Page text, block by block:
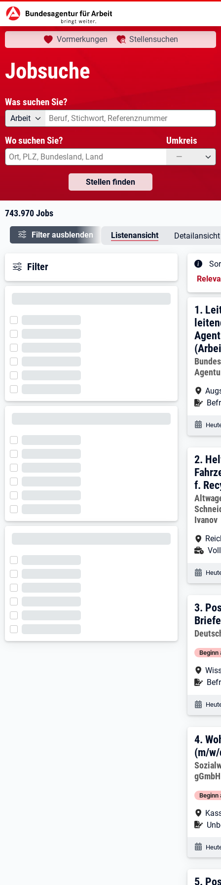
Startseite Jobsuche aktuelle Seite:
Ihre Suche
Vormerkungen Stellensuchen
Jobsuche
Was suchen Sie?
Angebotsart
Arbeit Was suchen Sie?
Wo suchen Sie? Umkreis
—
Stellen finden
743.970 Jobs
Filter ausblenden Listenansicht Detailansicht
Filter
1.
1.
2.
2.
f.
Ivanov
3.
3.
Beginn
4.
4.
(m/
gGmbH
Beginn
5.